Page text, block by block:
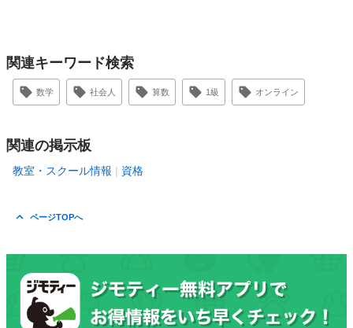
関連キーワード検索
数学 社会人 算数 1級 オンライン
関連の掲示板
教室・スクール情報 資格
ページTOPへ